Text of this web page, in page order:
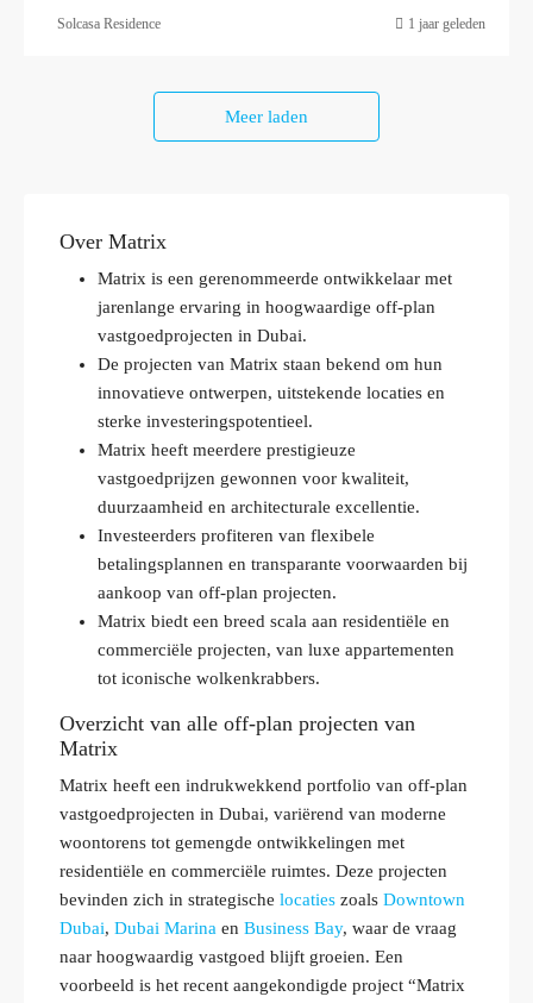
Solcasa Residence 1 jaar geleden
Meer laden
Over Matrix
Matrix is een gerenommeerde ontwikkelaar met
jarenlange ervaring in hoogwaardige off-plan
vastgoedprojecten in Dubai.
De projecten van Matrix staan bekend om hun
innovatieve ontwerpen, uitstekende locaties en
sterke investeringspotentieel.
Matrix heeft meerdere prestigieuze
vastgoedprijzen gewonnen voor kwaliteit,
duurzaamheid en architecturale excellentie.
Investeerders profiteren van flexibele
betalingsplannen en transparante voorwaarden bij
aankoop van off-plan projecten.
Matrix biedt een breed scala aan residentiële en
commerciële projecten, van luxe appartementen
tot iconische wolkenkrabbers.
Overzicht van alle off-plan projecten van
Matrix
Matrix heeft een indrukwekkend portfolio van off-plan
vastgoedprojecten in Dubai, variërend van moderne
woontorens tot gemengde ontwikkelingen met
residentiële en commerciële ruimtes. Deze projecten
bevinden zich in strategische locaties zoals Downtown
Dubai, Dubai Marina en Business Bay, waar de vraag
naar hoogwaardig vastgoed blijft groeien. Een
voorbeeld is het recent aangekondigde project “Matrix